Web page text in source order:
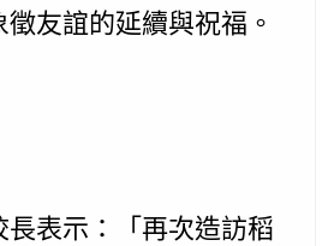
友誼的延續與祝福。
表示：「再次造訪稻